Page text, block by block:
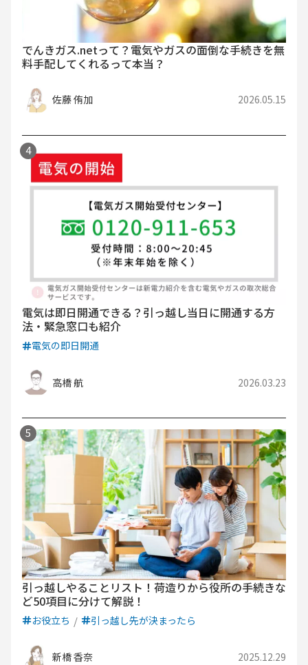
でんきガス.netって？電気やガスの面倒な手続きを無
料手配してくれるって本当？
佐藤 侑加 2026.05.15
電気は即日開通できる？引っ越し当日に開通する方
法・緊急窓口も紹介
電気の即日開通
高橋 航 2026.03.23
引っ越しやることリスト！荷造りから役所の手続きな
ど50項目に分けて解説！
お役立ち 引っ越し先が決まったら
新橋 香奈 2025.12.29